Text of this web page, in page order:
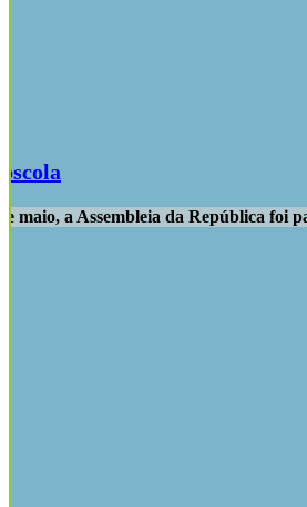
maio, a Assembleia da República